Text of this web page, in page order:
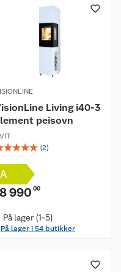
Living i40-3
peisovn
☆☆☆☆ (2)
A
990 00
På lager (1-5)
På lager i 54 butikker